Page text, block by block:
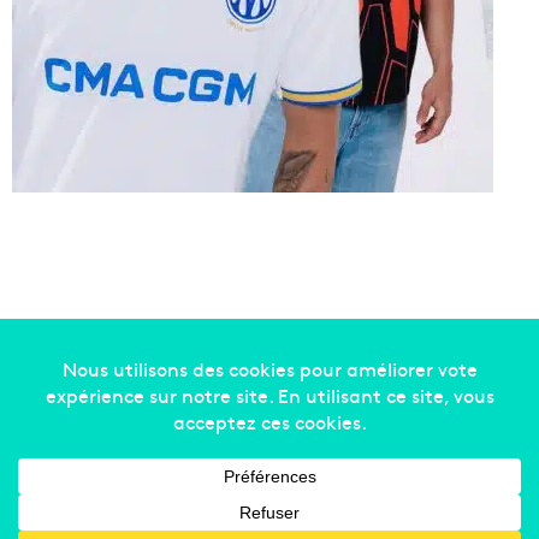
Copyright © 2014-2022Made in Marseille. Tous droits
mentions légales-nous contacter
sommes-nous-annonceurs
Facebook
X LinkedinYouTubeInstagram
RSS